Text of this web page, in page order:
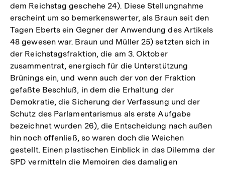
dem Reichstag geschehe 24). Diese Stellungnahme
erscheint um so bemerkenswerter, als Braun seit den
Tagen Eberts ein Gegner der Anwendung des Artikels
48 gewesen war. Braun und Müller 25) setzten sich in
der Reichstagsfraktion, die am 3. Oktober
zusammentrat, energisch für die Unterstützung
Brünings ein, und wenn auch der von der Fraktion
gefaßte Beschluß, in dem die Erhaltung der
Demokratie, die Sicherung der Verfassung und der
Schutz des Parlamentarismus als erste Aufgabe
bezeichnet wurden 26), die Entscheidung nach außen
hin noch offenließ, so waren doch die Weichen
gestellt. Einen plastischen Einblick in das Dilemma der
SPD vermitteln die Memoiren des damaligen